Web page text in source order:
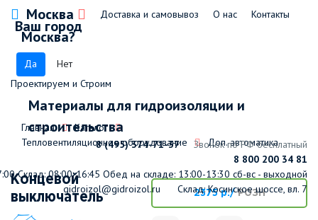
Москва
Ваш город
Москва?
Да Нет
Доставка и самовывоз О нас Контакты
Проектируем и Строим
Материалы для гидроизоляции и
строительства
8 (495) 374-71-37
Звонок по РФ бесплатный
8 800 200 34 81
Склад: 08:00-16:45 Обед на складе: 13:00-13:30 сб-вс - выходной
gidroizol@gidroizol.ru
Склад: Косинское шоссе, вл. 7
Главная
Каталог
Тепловентиляционное оборудование
Доп. автоматика
Концевой
выключатель
2375 р./РОЗН